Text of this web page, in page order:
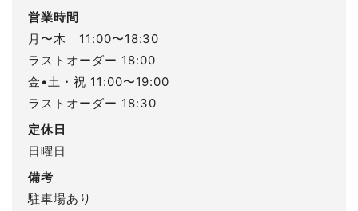
営業時間
月〜木 11:00〜18:30
ラストオーダー 18:00
金•土・祝 11:00〜19:00
ラストオーダー 18:30
定休日
日曜日
備考
駐車場あり